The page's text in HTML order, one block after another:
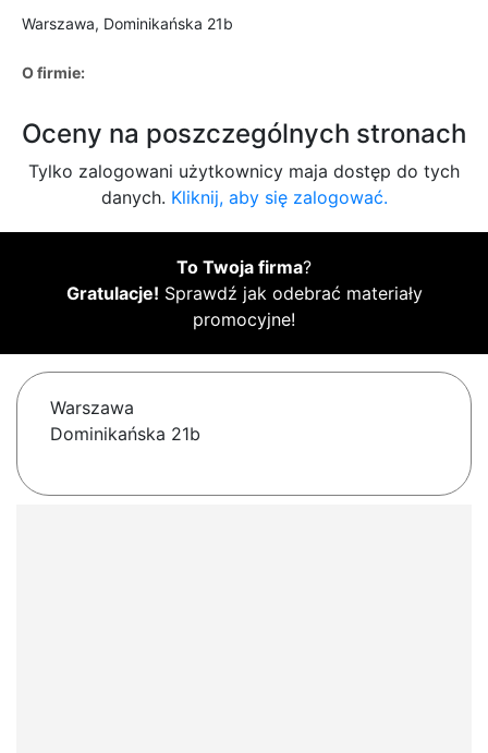
Warszawa, Dominikańska 21b
O firmie:
Oceny na poszczególnych stronach
Tylko zalogowani użytkownicy maja dostęp do tych
danych. Kliknij, aby się zalogować.
To Twoja firma?
Gratulacje! Sprawdź jak odebrać materiały
promocyjne!
Warszawa
Dominikańska 21b